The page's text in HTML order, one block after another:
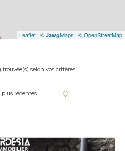
Leaflet | © JawgMaps | © OpenStreetMap
selon vos critères
plus récentes